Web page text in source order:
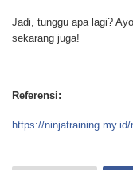
Jadi, tunggu apa lagi?
sekarang juga!
Referensi:
https://